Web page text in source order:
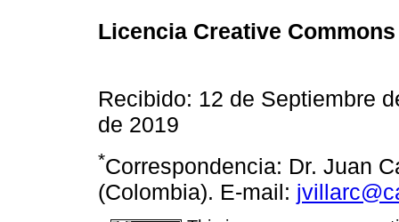
Licencia Creative
Recibido: 12 de Septiembre
de 2019
*Correspondencia: Dr. Juan
(Colombia). E-mail: